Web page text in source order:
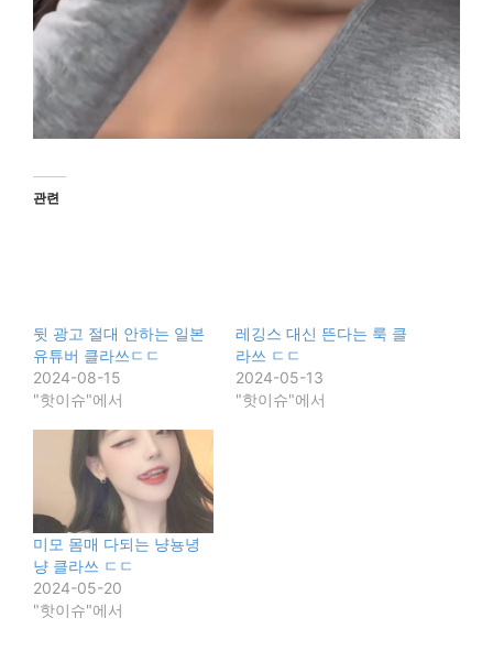
관련
뒷 광고 절대 안하는 일본
유튜버 클라쓰ㄷㄷ
2024-08-15
"핫이슈"에서
레깅스 대신 뜬다는 룩 클
라쓰 ㄷㄷ
2024-05-13
"핫이슈"에서
미모 몸매 다되는 냥뇽녕
냥 클라쓰 ㄷㄷ
2024-05-20
"핫이슈"에서